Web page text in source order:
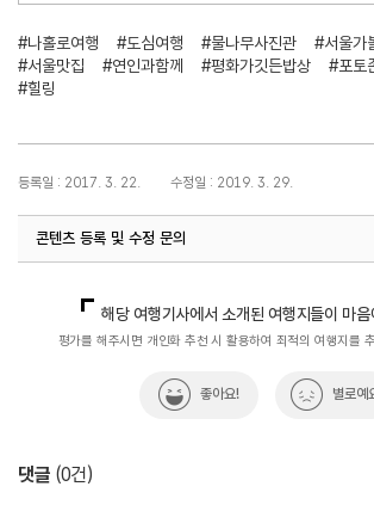
#나홀로여행 #도심여행 #물나무사진관
#서울가
#서울맛집
#연인과함께 #평화가깃든밥상 #포토
#힐링
등록일 : 2017. 3. 22. 수정일 : 2019. 3. 29.
콘텐츠 등록 및 수정 문의
해당 여행기사에서 소개된 여행지들이 마
평가를 해주시면 개인화 추천 시 활용하여 최적의 여행지를
좋아요! 별로예
댓글 (0건)